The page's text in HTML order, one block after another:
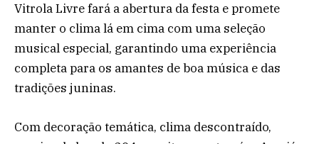
Vitrola Livre fará a abertura da festa e promete
manter o clima lá em cima com uma seleção
musical especial, garantindo uma experiência
completa para os amantes de boa música e das
tradições juninas.
Com decoração temática, clima descontraído,